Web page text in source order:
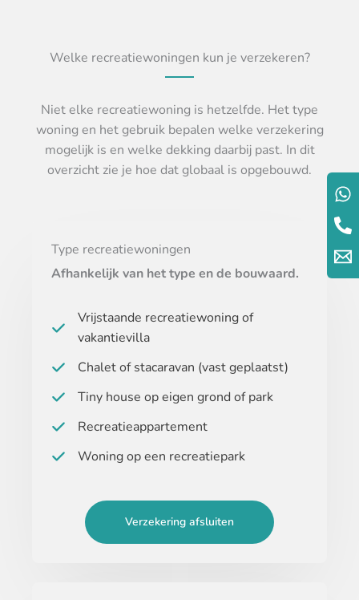
Welke recreatiewoningen kun je verzekeren?
Niet elke recreatiewoning is hetzelfde. Het type
woning en het gebruik bepalen welke verzekering
mogelijk is en welke dekking daarbij past. In dit
overzicht zie je hoe dat globaal is opgebouwd.
Type recreatiewoningen
Afhankelijk van het type en de bouwaard.
Vrijstaande recreatiewoning of
vakantievilla
Chalet of stacaravan (vast geplaatst)
Tiny house op eigen grond of park
Recreatieappartement
Woning op een recreatiepark
Verzekering afsluiten